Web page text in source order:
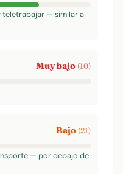
teletrabajar — similar a
Muy bajo (10)
Bajo (21)
— por debajo de